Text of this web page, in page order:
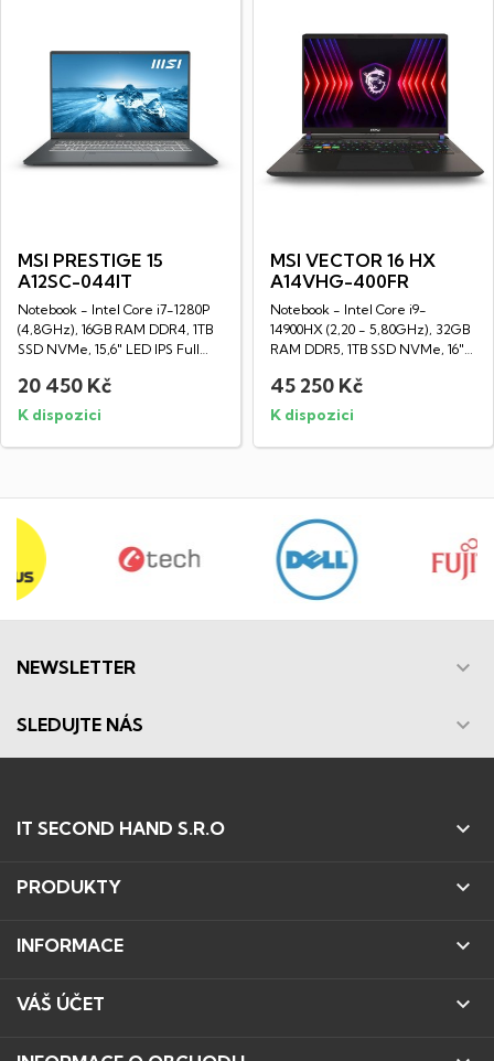
MSI PRESTIGE 15
A12SC-044IT
Notebook - Intel Core i7-1280P
(4,8GHz), 16GB RAM DDR4, 1TB
SSD NVMe, 15,6" LED IPS Full
20 450 Kč
K dispozici
MSI VECTOR 16 HX
A14VHG-400FR
Notebook - Intel Core i9-
14900HX (2,20 - 5,80GHz), 32GB
RAM DDR5, 1TB SSD NVMe, 16"
45 250 Kč
K dispozici
NEWSLETTER 
SLEDUJTE NÁS 
IT SECOND HAND S.R.O 
PRODUKTY 
INFORMACE 
VÁŠ ÚČET 